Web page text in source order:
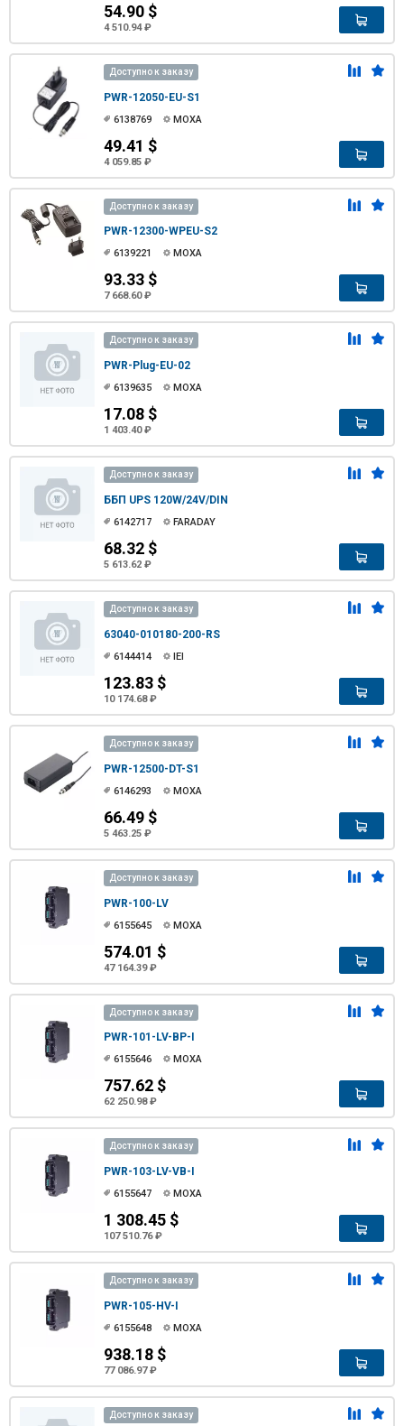
54.90 $
4 510.94 ₽
Доступно к заказу
PWR-12050-EU-S1
6138769 MOXA
49.41 $
4 059.85 ₽
Доступно к заказу
PWR-12300-WPEU-S2
6139221 MOXA
93.33 $
7 668.60 ₽
Доступно к заказу
PWR-Plug-EU-02
6139635 MOXA
17.08 $
1 403.40 ₽
Доступно к заказу
ББП UPS 120W/24V/DIN
6142717 FARADAY
68.32 $
5 613.62 ₽
Доступно к заказу
63040-010180-200-RS
6144414 IEI
123.83 $
10 174.68 ₽
Доступно к заказу
PWR-12500-DT-S1
6146293 MOXA
66.49 $
5 463.25 ₽
Доступно к заказу
PWR-100-LV
6155645 MOXA
574.01 $
47 164.39 ₽
Доступно к заказу
PWR-101-LV-BP-I
6155646 MOXA
757.62 $
62 250.98 ₽
Доступно к заказу
PWR-103-LV-VB-I
6155647 MOXA
1 308.45 $
107 510.76 ₽
Доступно к заказу
PWR-105-HV-I
6155648 MOXA
938.18 $
77 086.97 ₽
Доступно к заказу